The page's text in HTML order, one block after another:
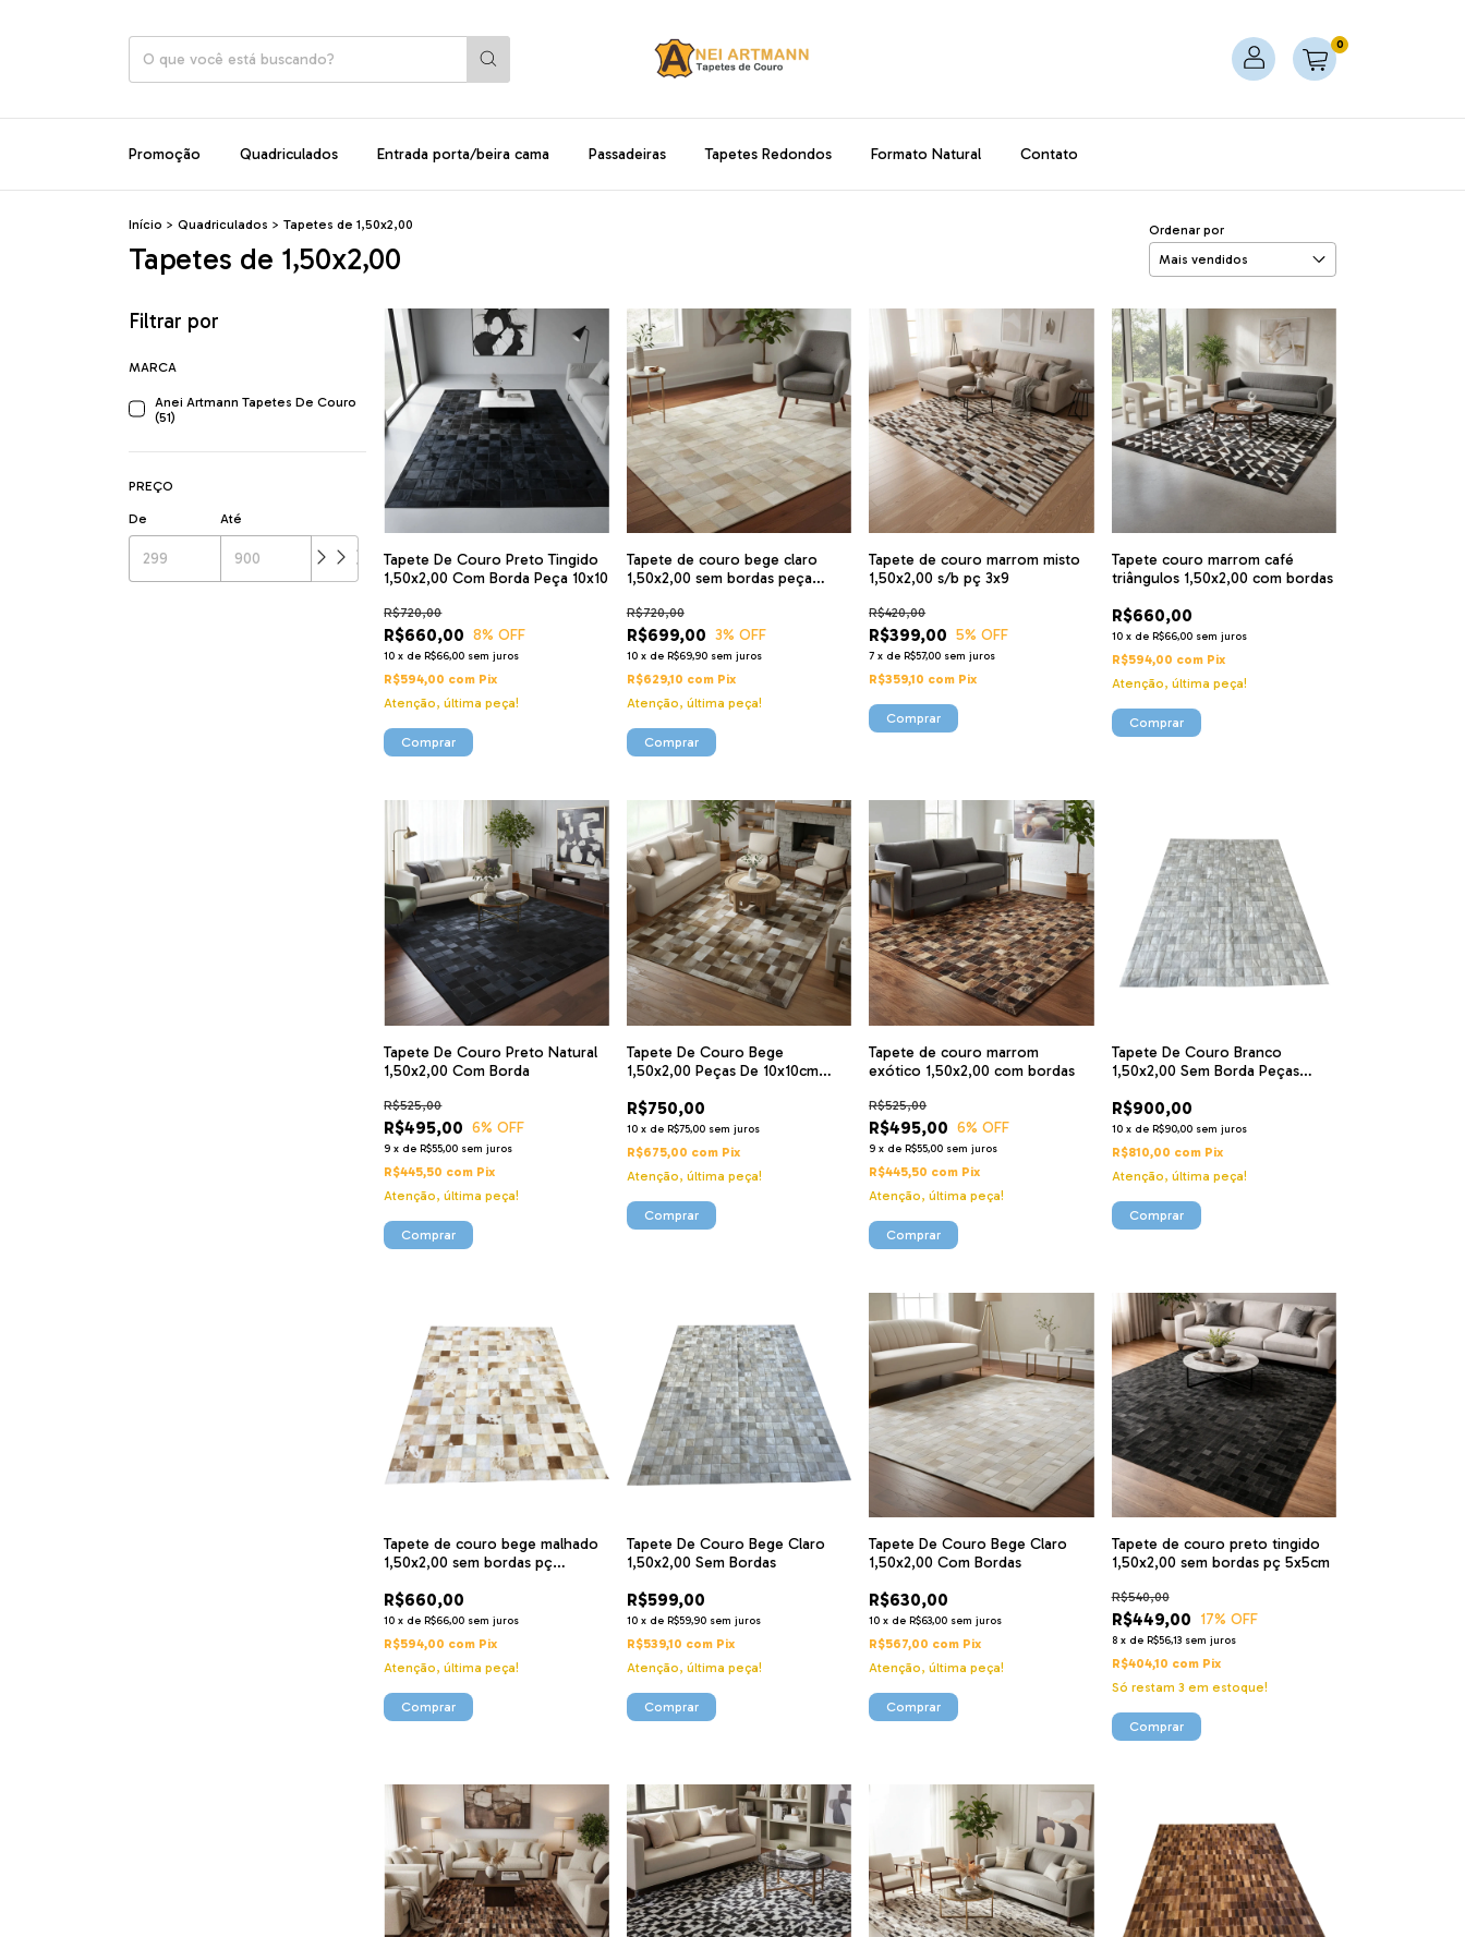
0
Promoção Quadriculados Entrada porta/beira cama Passadeiras Tapetes Redondos Formato Natural Contato
Início > Quadriculados > Tapetes de 1,50x2,00
Tapetes de 1,50x2,00
Ordenar por
Filtrar por
MARCA
Anei Artmann Tapetes De Couro
(51)
PREÇO
De Até
Tapete De Couro Preto Tingido
1,50x2,00 Com Borda Peça 10x10
R$660,00
R$720,00
8% OFF
10 x de R$66,00 sem juros
R$594,00 com Pix
Atenção, última peça!
Tapete de couro bege claro
1,50x2,00 sem bordas peça
R$699,00
R$720,00
3% OFF
10 x de R$69,90 sem juros
R$629,10 com Pix
Atenção, última peça!
Tapete de couro marrom misto
1,50x2,00 s/b pç 3x9
R$399,00
R$420,00
5% OFF
7 x de R$57,00 sem juros
R$359,10 com Pix
Tapete couro marrom café
triângulos 1,50x2,00 com bordas
R$660,00
10 x de R$66,00 sem juros
R$594,00 com Pix
Atenção, última peça!
Tapete De Couro Preto Natural
1,50x2,00 Com Borda
R$495,00
R$525,00
6% OFF
9 x deR$55,00 sem juros
R$445,50 com Pix
Atenção, última peça!
Tapete De Couro Bege
1,50x2,00 Peças De 10x10cm
R$750,00
10 x de R$75,00 sem juros
R$675,00 com Pix
Atenção, última peça!
Tapete de couro marrom
exótico 1,50x2,00 com bordas
R$495,00
R$525,00
6% OFF
9 x deR$55,00 sem juros
R$445,50 com Pix
Atenção, última peça!
Tapete De Couro Branco
1,50x2,00 Sem Borda Peças
R$900,00
10 x de R$90,00 sem juros
R$810,00 com Pix
Atenção, última peça!
Tapete de couro bege malhado
1,50x2,00 sem bordas pç
R$660,00
10 x deR$66,00 sem juros
R$594,00 com Pix
Atenção, última peça!
Tapete De Couro Bege Claro
1,50x2,00 Sem Bordas
R$599,00
10 x de R$59,90 sem juros
R$539,10 com Pix
Atenção, última peça!
Tapete De Couro Bege Claro
1,50x2,00 Com Bordas
R$630,00
10 x deR$63,00 sem juros
R$567,00 com Pix
Atenção, última peça!
Tapete de couro preto tingido
1,50x2,00 sem bordas pç 5x5cm
R$449,00
R$540,00
17% OFF
8 x de R$56,13 sem juros
R$404,10 com Pix
Só restam 3 em estoque!